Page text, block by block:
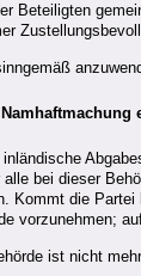
Beteiligten
bei dieser
Kommt die
vorzunehmen;
ist nicht